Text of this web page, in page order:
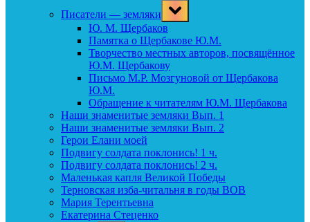
Писатели — земляки
Toggle
sub-
menu
Ю. М. Щербаков
Памятка о Щербакове Ю.М.
Творчество местных авторов, посвящённое
Ю.М. Щербакову
Письмо М.Р. Мозгуновой от Щербакова
Ю.М.
Обращение к читателям Ю.М. Щербакова
Наши знаменитые земляки Вып. 1
Наши знаменитые земляки Вып. 2
Герои Елани моей
Подвигу солдата поклонись! 1 ч.
Подвигу солдата поклонись! 2 ч.
Маленькая капля Великой Победы
Терновская изба-читальня в годы ВОВ
Мария Терентьевна
Екатерина Стеценко